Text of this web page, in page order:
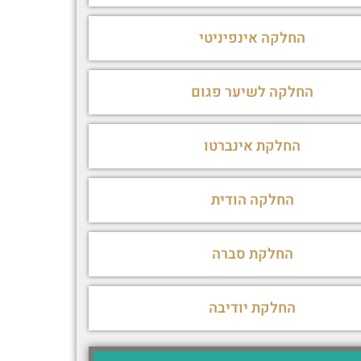
החלקה אינפיניטי
החלקה לשיער פגום
החלקת אינברטו
החלקה הודית
החלקת סברה
החלקת יודיבה